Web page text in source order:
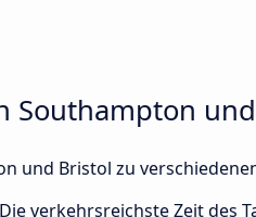
Southampton
und Bristol zu
Die verkehrsreichste Zeit des